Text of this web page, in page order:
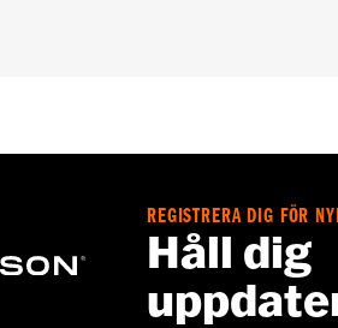
REGISTRERA DIG FÖR
Håll dig